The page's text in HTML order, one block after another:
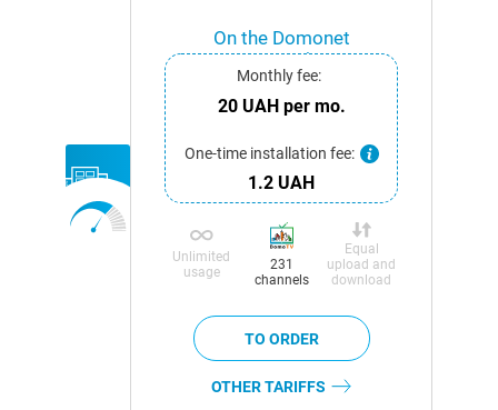
On the Domonet
network
Monthly fee:
20 UAH per mo.
One-time installation fee:
1.2 UAH
Unlimited
usage
231
channels
Equal
upload and
download
OTHER TARIFFS